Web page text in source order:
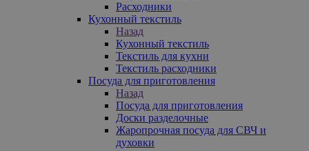
Расходники
Кухонный текстиль
Назад
Кухонный текстиль
Текстиль для кухни
Текстиль расходники
Посуда для приготовления
Назад
Посуда для приготовления
Доски разделочные
Жаропрочная посуда для СВЧ и
духовки